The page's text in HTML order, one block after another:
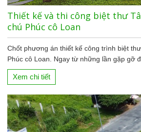
Thiết kế và thi công biệt thư
chú Phúc cô Loan
Chốt phương án thiết kế công trình biệt
Phúc cô Loan. Ngay từ những lần gặp gỡ
Xem chi tiết